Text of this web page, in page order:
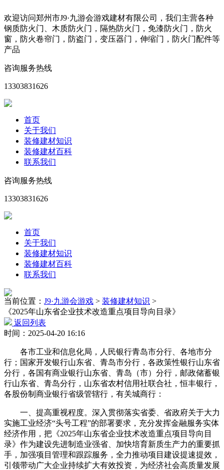
欢迎访问郑州市J9·九游会游戏建材有限公司，我们主营各种
钢质防火门、木质防火门，隔热防火门，免漆防火门，防火
窗，防火卷帘门，防盗门，变压器门，伸缩门，防火门配件等
产品
咨询服务热线
13303831626
首页
关于我们
装修建材知识
装修建材百科
联系我们
咨询服务热线
13303831626
首页
关于我们
装修建材知识
装修建材百科
联系我们
当前位置： J9·九游会游戏 > 装修建材知识 >
《2025年山东省企业技术改造重点项目导向目录》
返回列表
时间：2025-04-20 16:16
各市工业和信息化局，人民银行青岛市分行、各地市分
行；国家开发银行山东省、青岛市分行，各政策性银行山东省
分行，各国有商业银行山东省、青岛（市）分行，邮政储蓄银
行山东省、青岛分行，山东省农村信用社联合社，恒丰银行，
各股份制商业银行省级管辖行，有关城商行：
一、提高重视程度。深入贯彻落实省委、省政府关于大力
实施工业经济“头号工程”的部署要求，充分发挥金融服务实体
经济作用，把《2025年山东省企业技术改造重点项目导向目
录》作为建设先进制造业强省、加快培育新质生产力的重要抓
手，加强项目管理和跟踪服务，全力推动项目建设提速提效，
引领带动广大企业持续扩大有效投资，为经济社会高质量发展